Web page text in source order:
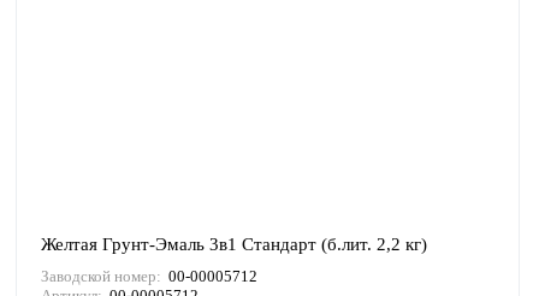
Желтая Грунт-Эмаль 3в1 Стандарт (б.лит. 2,2 кг)
Заводской номер: 00-00005712